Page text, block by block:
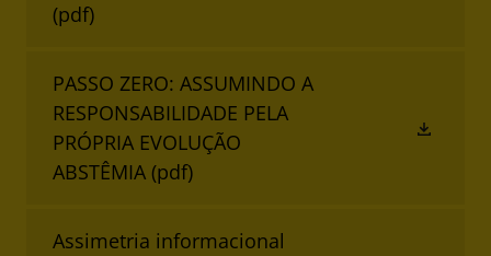
(pdf)
PASSO ZERO: ASSUMINDO A
RESPONSABILIDADE PELA
PRÓPRIA EVOLUÇÃO
ABSTÊMIA (pdf)
Assimetria informacional